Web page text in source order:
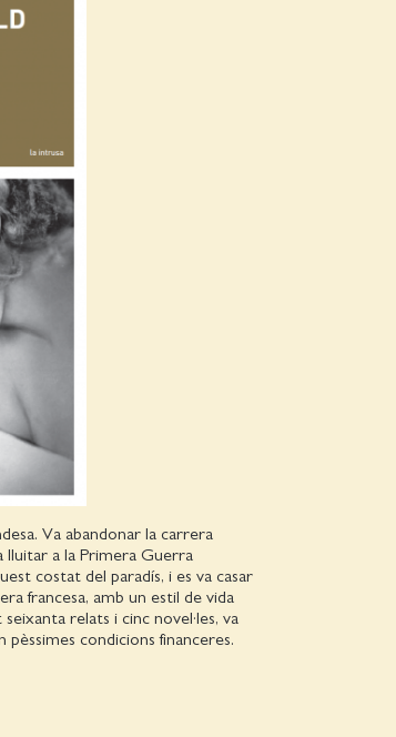
Va abandonar la carrera
lluitar a la Primera Guerra
costat del paradís, i es va casar
francesa, amb un estil de vida
relats i cinc novel·les, va
condicions financeres.